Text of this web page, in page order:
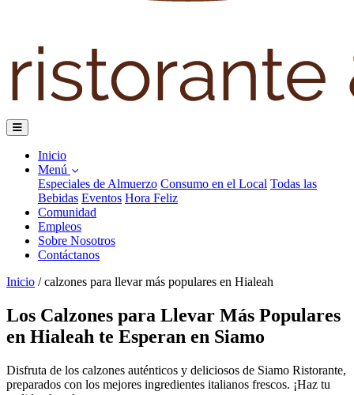
Inicio
Menú
Especiales de Almuerzo Consumo en el Local Todas las
Bebidas Eventos Hora Feliz
Comunidad
Empleos
Sobre Nosotros
Contáctanos
Inicio / calzones para llevar más populares en Hialeah
Los Calzones para Llevar Más Populares
en Hialeah te Esperan en Siamo
Disfruta de los calzones auténticos y deliciosos de Siamo Ristorante,
preparados con los mejores ingredientes italianos frescos. ¡Haz tu